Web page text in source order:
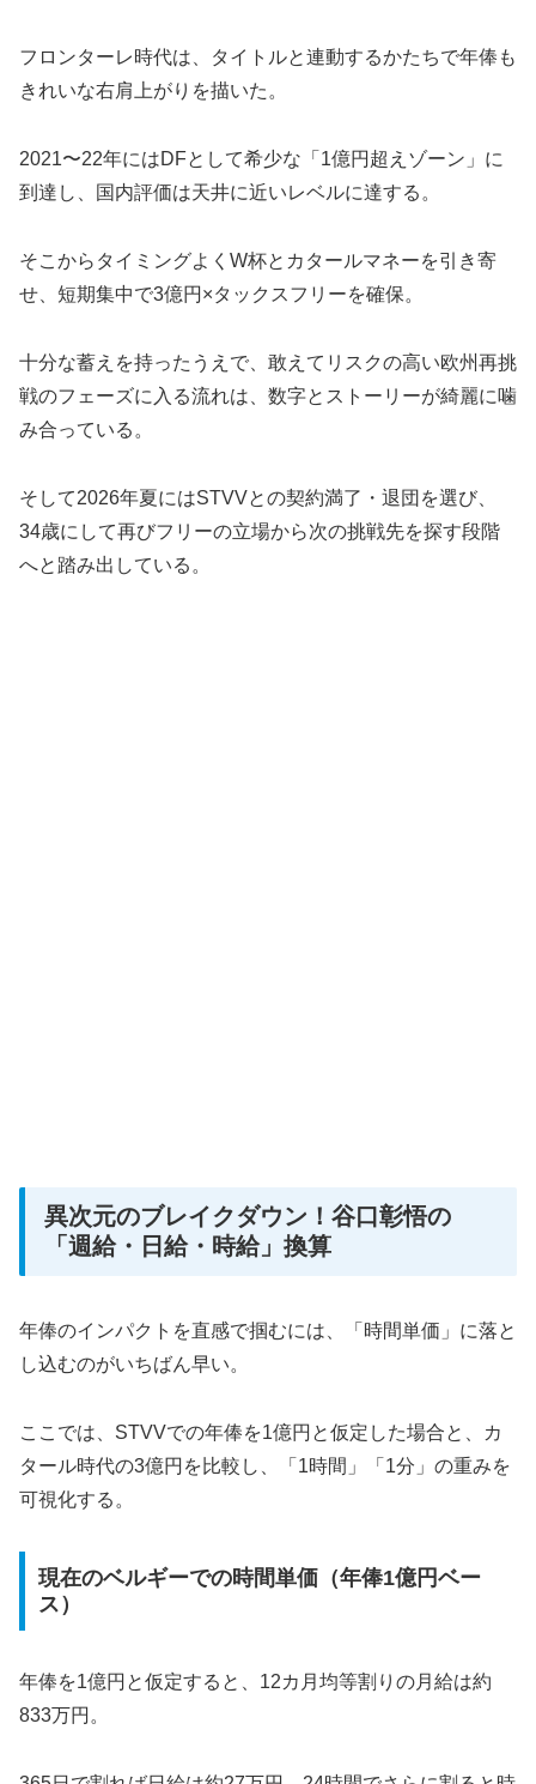
フロンターレ時代は、タイトルと連動するかたちで年俸も
きれいな右肩上がりを描いた。
2021〜22年にはDFとして希少な「1億円超えゾーン」に
到達し、国内評価は天井に近いレベルに達する。
そこからタイミングよくW杯とカタールマネーを引き寄
せ、短期集中で3億円×タックスフリーを確保。
十分な蓄えを持ったうえで、敢えてリスクの高い欧州再挑
戦のフェーズに入る流れは、数字とストーリーが綺麗に噛
み合っている。
そして2026年夏にはSTVVとの契約満了・退団を選び、
34歳にして再びフリーの立場から次の挑戦先を探す段階
へと踏み出している。
異次元のブレイクダウン！谷口彰悟の
「週給・日給・時給」換算
年俸のインパクトを直感で掴むには、「時間単価」に落と
し込むのがいちばん早い。
ここでは、STVVでの年俸を1億円と仮定した場合と、カ
タール時代の3億円を比較し、「1時間」「1分」の重みを
可視化する。
現在のベルギーでの時間単価（年俸1億円ベー
ス）
年俸を1億円と仮定すると、12カ月均等割りの月給は約
833万円。